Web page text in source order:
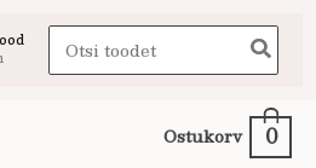
Search
for:
Ostukorv 0